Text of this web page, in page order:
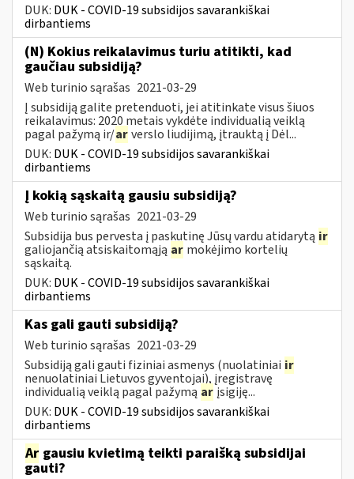
DUK: DUK - COVID-19 subsidijos savarankiškai
dirbantiems
(N) Kokius reikalavimus turiu atitikti, kad
gaučiau subsidiją?
Web turinio sąrašas 2021-03-29
Į subsidiją galite pretenduoti, jei atitinkate visus šiuos
reikalavimus: 2020 metais vykdėte individualią veiklą
pagal pažymą ir/arverslo liudijimą, įtrauktą į Dėl...
DUK: DUK - COVID-19 subsidijos savarankiškai
dirbantiems
Į kokią sąskaitą gausiu subsidiją?
Web turinio sąrašas 2021-03-29
Subsidija bus pervesta į paskutinę Jūsų vardu atidarytą ir
galiojančią atsiskaitomąją ar mokėjimo kortelių
sąskaitą.
DUK: DUK - COVID-19 subsidijos savarankiškai
dirbantiems
Kas gali gauti subsidiją?
Web turinio sąrašas 2021-03-29
Subsidiją gali gauti fiziniai asmenys (nuolatiniai ir
nenuolatiniai Lietuvos gyventojai), įregistravę
individualią veiklą pagal pažymą ar įsigiję...
DUK: DUK - COVID-19 subsidijos savarankiškai
dirbantiems
Ar gausiu kvietimą teikti paraišką subsidijai
gauti?